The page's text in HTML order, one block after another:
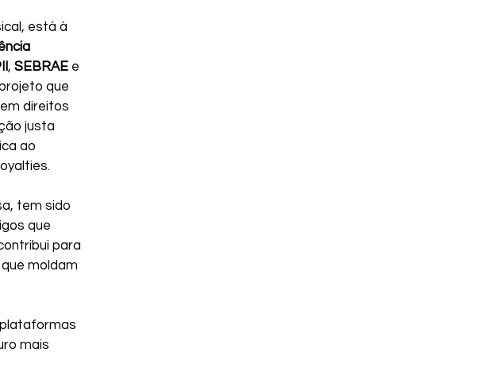
está à
, SEBRAE e
que
direitos
justa
ao
tem sido
que
para
moldam
mais